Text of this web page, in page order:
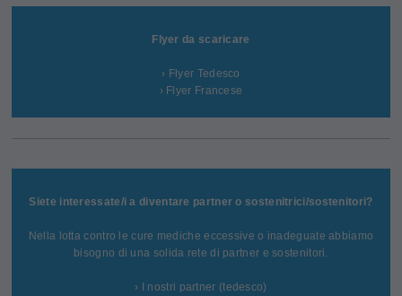
Flyer da scaricare
› Flyer Tedesco
› Flyer Francese
Siete interessate/i a diventare partner o sostenitrici/sostenitori?
Nella lotta contro le cure mediche eccessive o inadeguate abbiamo
bisogno di una solida rete di partner e sostenitori.
› I nostri partner (tedesco)